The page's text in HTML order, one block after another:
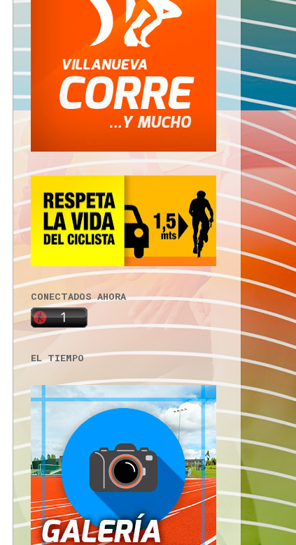
CONECTADOS AHORA
EL TIEMPO